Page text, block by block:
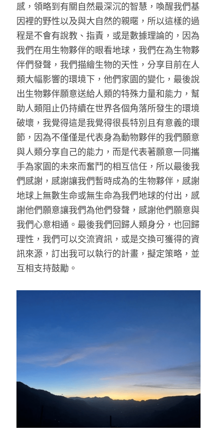
感，領略到有關自然最深沉的智慧，喚醒我們基
因裡的野性以及與大自然的親暱，所以這樣的過
程是不會有說教、指責，或是數據理論的，因為
我們在用生物夥伴的眼看地球，我們在為生物夥
伴們發聲，我們描繪生物的天性，分享目前在人
類大幅影響的環境下，他們家園的變化，最後說
出生物夥伴願意送給人類的特殊力量和能力，幫
助人類阻止仍持續在世界各個角落所發生的環境
破壞，我覺得這是我覺得很長特別且有意義的環
節，因為不僅僅是代表身為動物夥伴的我們願意
與人類分享自己的能力，而是代表著願意一同攜
手為家園的未來而奮鬥的相互信任，所以最後我
們感謝，感謝讓我們暫時成為的生物夥伴，感謝
地球上無數生命或無生命為我們地球的付出，感
謝他們願意讓我們為他們發聲，感謝他們願意與
我們心意相通。最後我們回歸人類身分，也回歸
理性，我們可以交流資訊，或是交換可獲得的資
訊來源，訂出我可以執行的計畫，擬定策略，並
互相支持鼓勵。